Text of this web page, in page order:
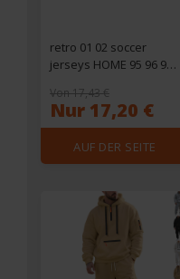
retro 01 02 soccer
jerseys HOME 95 96 97
LARSSON Sutton
NAKAMURA KEANE
black Sutton 05 06 07 08
89 91 92 84 85 DALGLISH
Celtic
Von 17,43 €
Nur 17,20 €
AUF DER SEITE